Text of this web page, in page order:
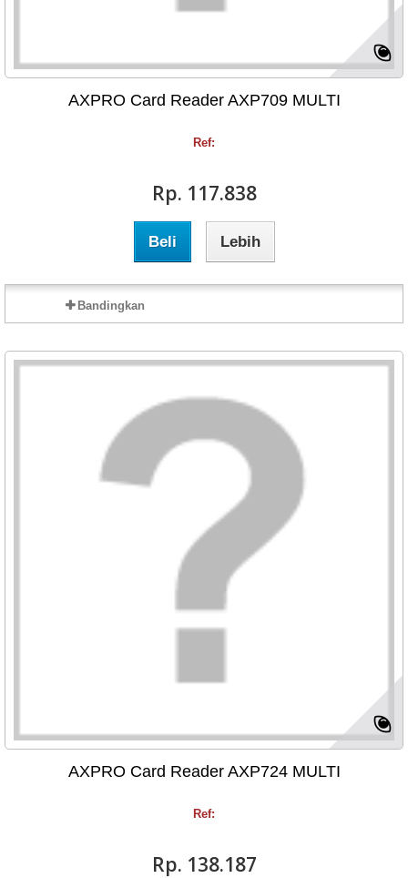
AXPRO Card Reader AXP709 MULTI
Ref:
Rp‎. 117.838
Beli Lebih
Bandingkan
AXPRO Card Reader AXP724 MULTI
Ref:
Rp‎. 138.187